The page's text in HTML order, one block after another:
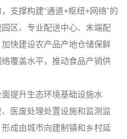
支撑构建“通道+枢纽+网络”的
区、专业配送中心、末端配
快建设农产品产地仓储保鲜
覆盖水平，推动食品产销供
提升生态环境基础设施水
医废处理处置设施和监测监
成由城市向建制镇和乡村延